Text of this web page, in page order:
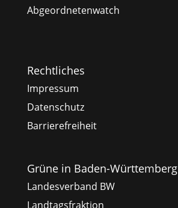
Abgeordnetenwatch
Rechtliches
Impressum
Datenschutz
Barrierefreiheit
Grüne in Baden-Württemberg
Landesverband BW
Landtagsfraktion